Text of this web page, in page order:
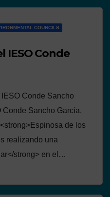
COUNCILS
IESO Conde
Conde Sancho
Conde Sancho García,
de los
realizando una
strong> en el…